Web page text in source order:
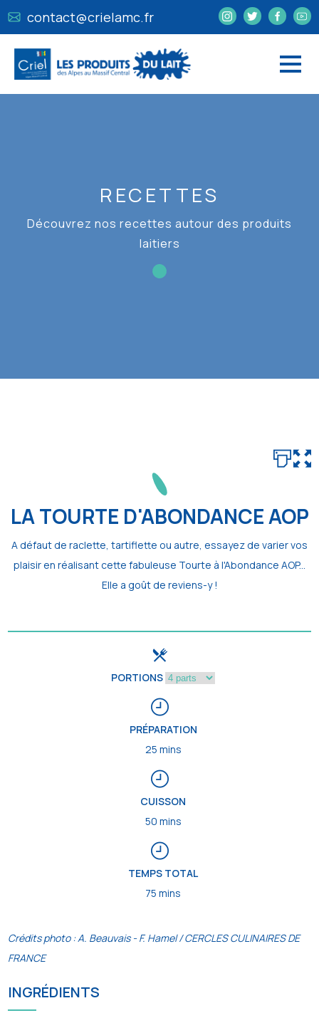
contact@crielamc.fr
RECETTES
Découvrez nos recettes autour des produits
laitiers
LA TOURTE D'ABONDANCE AOP
A défaut de raclette, tartiflette ou autre, essayez de varier vos
plaisir en réalisant cette fabuleuse Tourte à l'Abondance AOP...
Elle a goût de reviens-y !
PORTIONS
PRÉPARATION
25 mins
CUISSON
50 mins
TEMPS TOTAL
75 mins
Crédits photo : A. Beauvais - F. Hamel / CERCLES CULINAIRES DE
FRANCE
INGRÉDIENTS